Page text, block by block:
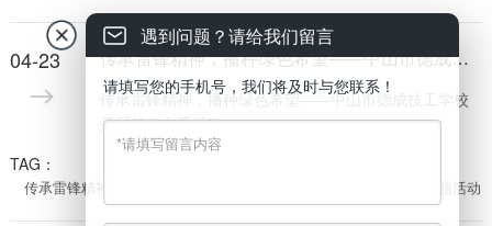
04-23 传承雷锋精神，播种绿色希望——中山市德成技工学校开展植树主题活动
传承雷锋精神，播种绿色希望——中山市德成技工学校
开展植树主题活动
TAG：
传承雷锋精神，播种绿色希望——中山市德成技工学校开展植树主题活动
遇到问题？请给我们留言
请填写您的手机号，我们将及时与您联系！